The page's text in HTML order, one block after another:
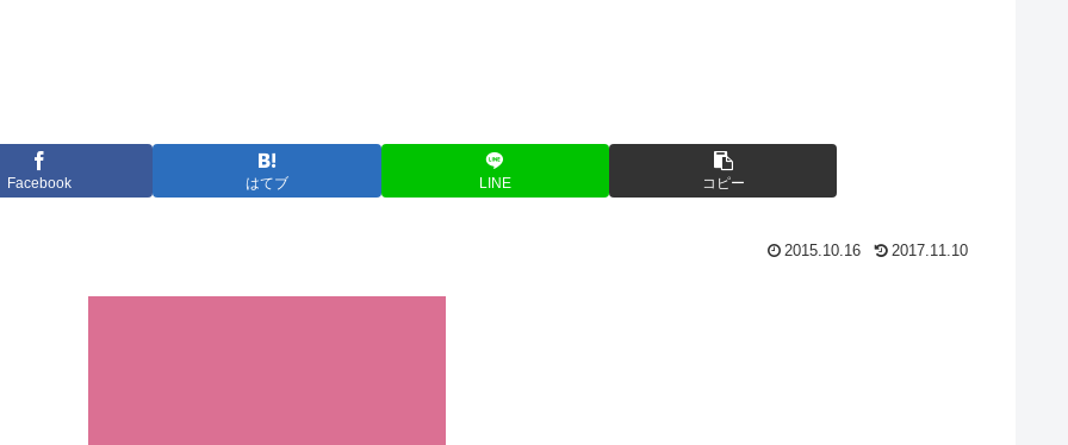
Facebook はてブ LINE コピー
2015.10.16 2017.11.10